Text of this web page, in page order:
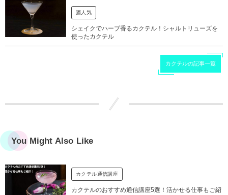
酒人気
シェイクでハーブ香るカクテル！シャルトリューズを
使ったカクテル
カクテルの記事一覧
You Might Also Like
カクテル通信講座
カクテルのおすすめ通信講座5選！活かせる仕事もご紹